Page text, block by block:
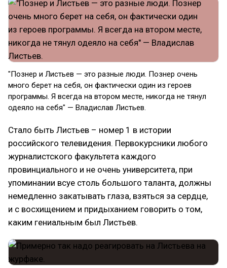
"Познер и Листьев — это разные люди. Познер очень
много берет на себя, он фактически один из героев
программы. Я всегда на втором месте, никогда не тянул
одеяло на себя" — Владислав Листьев.
Стало быть Листьев – номер 1 в истории
российского телевидения. Первокурсники любого
журналистского факультета каждого
провинциального и не очень университета, при
упоминании всуе столь большого таланта, должны
немедленно закатывать глаза, взяться за сердце,
и с восхищением и придыханием говорить о том,
каким гениальным был Листьев.